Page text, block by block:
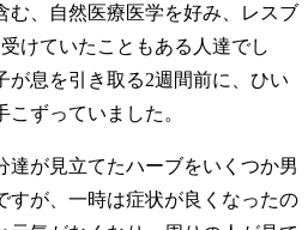
、自然医療医学を好み、レスブ
けていたこともある人達でし
が息を引き取る2週間前に、ひい
ずっていました。
が見立てたハーブをいくつか男
すが、一時は症状が良くなったの